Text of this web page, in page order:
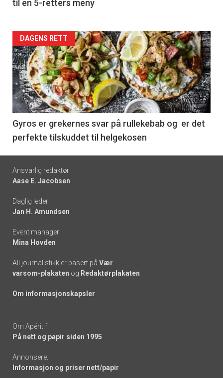
til en 5-retters meny
Forsiden
akkurat
nå
-
6
DAGENS RETT
Gyros er grekernes svar på rullekebab og er det
perfekte tilskuddet til helgekosen
Footer
-
links
Ansvarlig redaktør:
Aase E. Jacobsen
Daglig leder:
Jan H. Amundsen
Event manager:
Mina Hovden
All journalistikk er basert på Vær
varsom-plakaten og Redaktørplakaten
Om informasjonskapsler
Om Apéritif:
På nett og papir siden 1995
Annonsere:
Informasjon og priser nett/papir